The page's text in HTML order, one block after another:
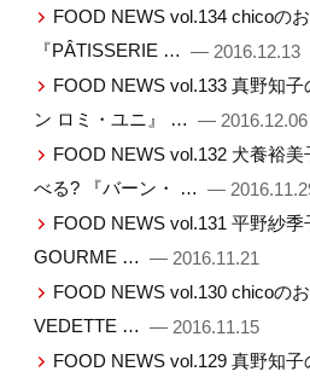
FOOD NEWS vol.134 chicoのお
『PÂTISSERIE … — 2016.12.13
FOOD NEWS vol.133 真野知
ン ロミ・ユニ』 … — 2016.12.06
FOOD NEWS vol.132 犬養裕
べる? 『バーン・ … —
FOOD NEWS vol.131 平野紗
GOURME … — 2016.11.21
FOOD NEWS vol.130 chicoの
VEDETTE … — 2016.11.15
FOOD NEWS vol.129 真野知子